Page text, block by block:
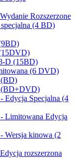
Rozszerzone
(4 BD)
D (15BD)
(6 DVD)
(BD)
(BD+DVD)
Edycja Specjalna (4
Limitowana Edycja
Wersja kinowa (2
rozszerzona